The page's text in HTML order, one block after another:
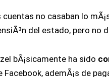
no casaban lo
del estado, pero no
bÃ¡sicamente ha sido
ademÃ¡s de